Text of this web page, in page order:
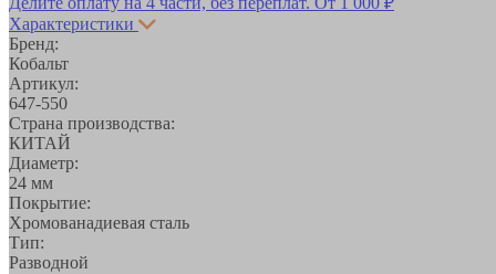
Характеристики
Бренд:
Кобальт
Артикул:
647-550
Страна производства:
КИТАЙ
Диаметр:
24 мм
Покрытие:
Хромованадиевая сталь
Тип:
Разводной